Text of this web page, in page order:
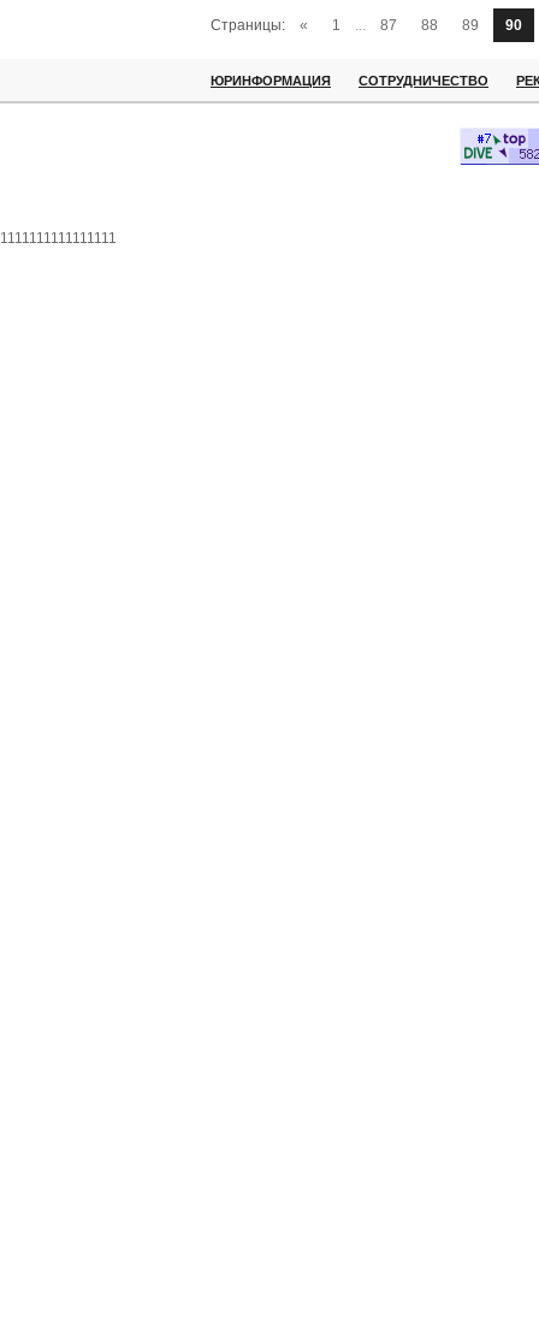
Страницы: « 1 ... 87 88 89 90
ЮРИНФОРМАЦИЯ СОТРУДНИЧЕСТВО
1111111111111111